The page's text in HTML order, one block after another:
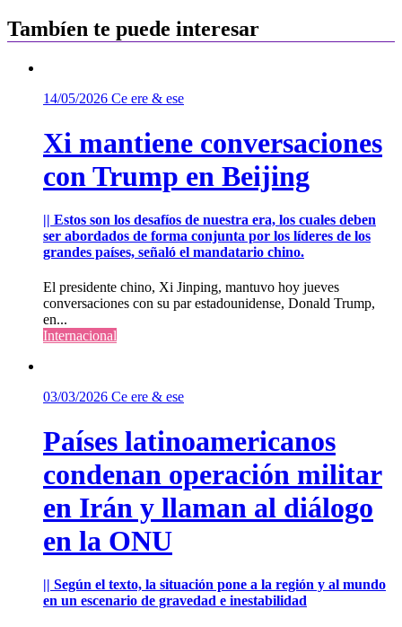
Tambíen te puede interesar
14/05/2026 Ce ere & ese
Xi mantiene conversaciones
con Trump en Beijing
|| Estos son los desafíos de nuestra era, los cuales deben
ser abordados de forma conjunta por los líderes de los
grandes países, señaló el mandatario chino.
El presidente chino, Xi Jinping, mantuvo hoy jueves
conversaciones con su par estadounidense, Donald Trump,
en...
Internacional
03/03/2026 Ce ere & ese
Países latinoamericanos
condenan operación militar
en Irán y llaman al diálogo
en la ONU
|| Según el texto, la situación pone a la región y al mundo
en un escenario de gravedad e inestabilidad